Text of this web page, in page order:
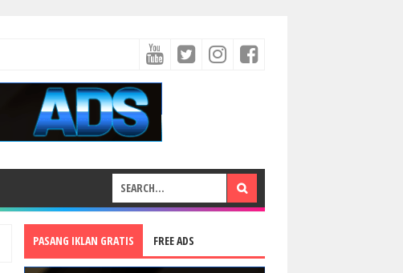
PASANG IKLAN GRATIS FREE ADS